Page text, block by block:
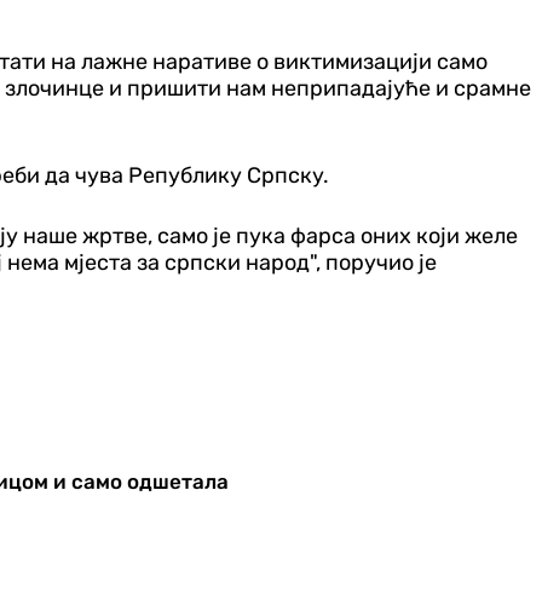
на лажне наративе о виктимизацији само
и пришити нам неприпадајуће и срамне
да чува Републику Српску.
наше жртве, само је пука фарса оних који желе
мјеста за српски народ", поручио је
и само одшетала